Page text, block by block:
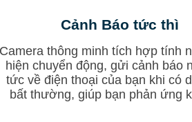
Cảnh Báo tức thì
thông minh tích hợp tính
hiện chuyển động, gửi cảnh báo
tức về điện thoại của bạn khi có
bất thường, giúp bạn phản ứng